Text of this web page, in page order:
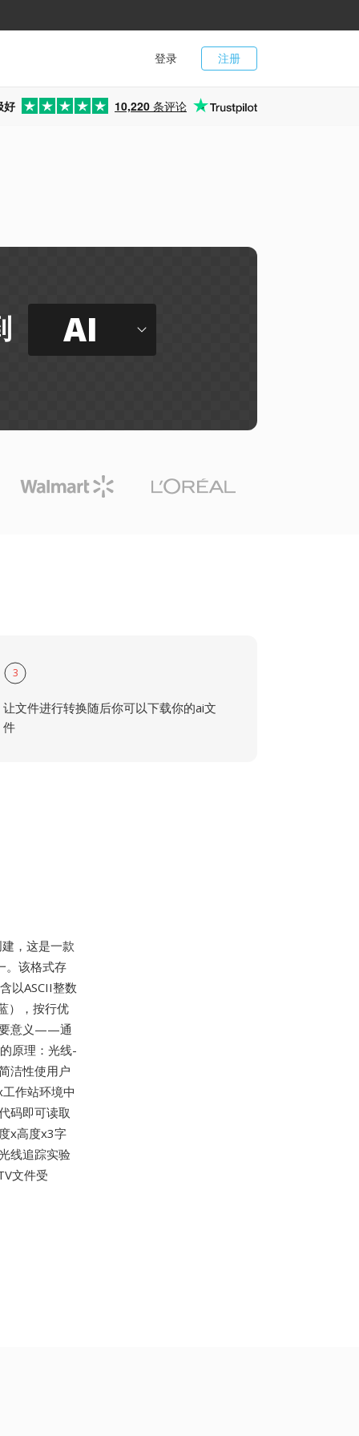
注册
登录
好 10,220 条评论
AI
3
让文件进行转换随后你可以下载你的ai文
件
，这是一款
。该格式存
以ASCII整数
），按行优
要意义——通
原理：光线-
洁性使用户
作站环境中
码即可读取
x高度x3字
线追踪实验
文件受